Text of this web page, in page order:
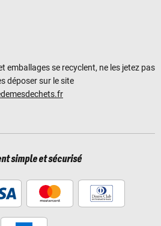
emballages se recyclent, ne les jetez pas
déposer sur le site
simple et sécurisé